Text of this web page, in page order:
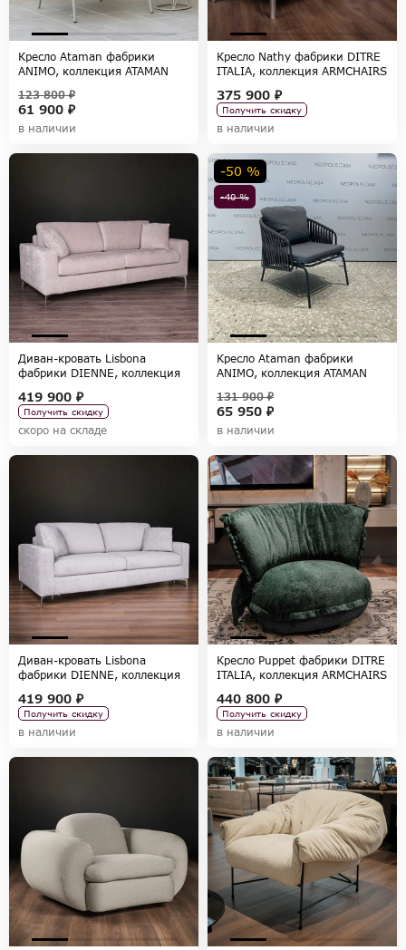
Кресло Ataman фабрики
ANIMO, коллекция ATAMAN
61 900 ₽
123 800 ₽
в наличии
Кресло Nathy фабрики DITRE
ITALIA, коллекция ARMCHAIRS
375 900 ₽
Получить скидку
в наличии
Диван-кровать Lisbona
фабрики DIENNE, коллекция
419 900 ₽
Получить скидку
скоро на складе
-40 %
-50 %
Кресло Ataman фабрики
ANIMO, коллекция ATAMAN
65 950 ₽
131 900 ₽
в наличии
Диван-кровать Lisbona
фабрики DIENNE, коллекция
419 900 ₽
Получить скидку
в наличии
Кресло Puppet фабрики DITRE
ITALIA, коллекция ARMCHAIRS
440 800 ₽
Получить скидку
в наличии